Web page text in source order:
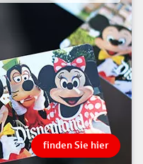
finden Sie hier